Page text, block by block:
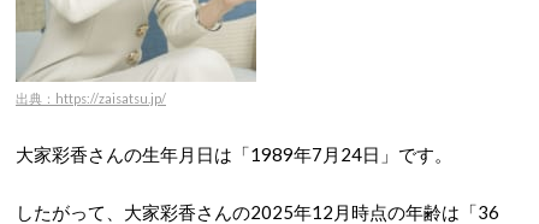
出典：https://zaisatsu.jp/
大家彩香さんの生年月日は「1989年7月24日」です。
したがって、大家彩香さんの2025年12月時点の年齢は「36